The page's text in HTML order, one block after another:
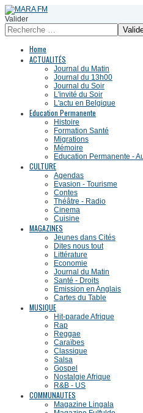
Valider
Home
ACTUALITÉS
Journal du Matin
Journal du 13h00
Journal du Soir
L'invité du Soir
L'actu en Belgique
Education Permanente
Histoire
Formation Santé
Migrations
Mémoire
Education Permanente -
CULTURE
Agendas
Evasion - Tourisme
Contes
Théâtre - Radio
Cinema
Cuisine
MAGAZINES
Jeunes dans Cités
Dites nous tout
Littérature
Economie
Journal du Matin
Santé - Droits
Emission en Anglais
Cartes du Table
MUSIQUE
Hit-parade Afrique
Rap
Reggae
Caraïbes
Classique
Salsa
Gospel
Nostalgie Afrique
R&B - US
COMMUNAUTES
Magazine Lingala